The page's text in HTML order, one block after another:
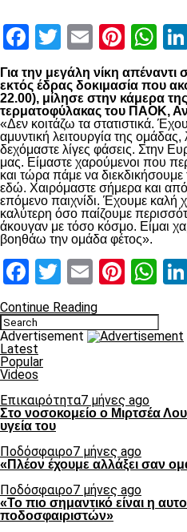
Facebook
Twitter
Email
Για την μεγάλη νίκη απέναντι
εκτός έδρας δοκιμασία που
22.00), μίλησε στην κάμερα
τερματοφύλακας του ΠΑΟΚ,
«Δεν κοιτάζω τα στατιστικά.
αμυντική λειτουργία της ομάδας,
δεχόμαστε λίγες φάσεις. Στην
μας. Είμαστε χαρούμενοι που
και τώρα πάμε να
εδώ. Χαιρόμαστε σήμερα και από
επόμενο παιχνίδι. Έχουμε καλή
καλύτερη όσο παίζουμε
άκουγαν με τόσο κόσμο. Είμαι
βοηθάω την ομάδα φέτος».
Facebook
Twitter
Email
Continue Reading
Advertisement
Latest
Popular
Videos
Επικαιρότητα7 μήνες ago
Στο νοσοκομείο ο Μιρτσέα
υγεία του
Ποδόσφαιρο7 μήνες ago
«Πλέον έχουμε αλλάξει σαν
Ποδόσφαιρο7 μήνες ago
«Το πιο σημαντικό είναι η
ποδοσφαιριστών»